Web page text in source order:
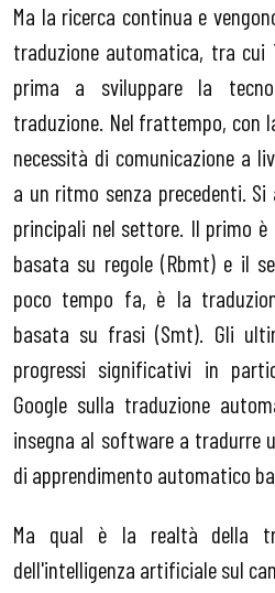
Ma la ricerca continua e
traduzione automatica, tra cui
prima a sviluppare la
traduzione. Nel frattempo, con
necessità di comunicazione a
a un ritmo senza precedenti.
principali nel settore. Il primo
basata su regole (Rbmt) e il
poco tempo fa, è la
basata su frasi (Smt). Gli
progressi significativi in
Google sulla traduzione
insegna al software a tradurre
di apprendimento automatico
Ma qual è la realtà della
dell'intelligenza artificiale sul